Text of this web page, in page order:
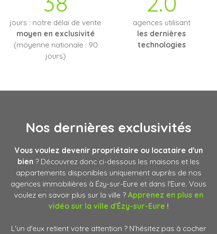
jours : notre délai de vente
moyen en exclusivité
(moyenne nationale : 90
jours)
agences utilisant
les dernières
technologies
Nos dernières exclusivités
Vous voulez devenir propriétaire ou locataire d'un
bien ? Découvrez donc ci-dessous les maisons et les
appartements disponibles uniquement auprès de nos
agences immobilières à Ézy-sur-Eure et dans l'Eure. Vous
voulez en savoir plus sur la ville ? Apprenez en plus en
vidéo sur la ville d'Ézy-sur-Eure !
L'un d'eux retient votre attention ? N'hésitez pas à cocher